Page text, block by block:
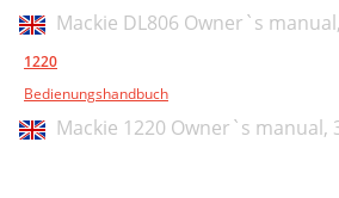
Mackie DL806 Owner`s manual,
1220
Bedienungshandbuch
Mackie 1220 Owner`s manual,